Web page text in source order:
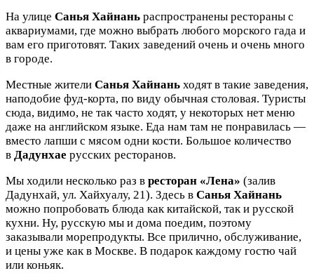
На улице Санья Хайнань распространены рестораны с
аквариумами, где можно выбрать любого морского гада и
вам его приготовят. Таких заведений очень и очень много
в городе.
Местные жители Санья Хайнань ходят в такие заведения,
наподобие фуд-корта, по виду обычная столовая. Туристы
сюда, видимо, не так часто ходят, у некоторых нет меню
даже на английском языке. Еда нам там не понравилась —
вместо лапши с мясом одни кости. Большое количество
в Дадунхае русских ресторанов.
Мы ходили несколько раз в ресторан «Лена» (залив
Дадунхай, ул. Хайхуалу, 21). Здесь в Санья Хайнань
можно попробовать блюда как китайской, так и русской
кухни. Ну, русскую мы и дома поедим, поэтому
заказывали морепродукты. Все прилично, обслуживание,
и цены уже как в Москве. В подарок каждому гостю чай
или коньяк.